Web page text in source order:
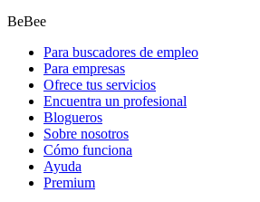
BeBee
Para buscadores de empleo
Para empresas
Ofrece tus servicios
Encuentra un profesional
Blogueros
Sobre nosotros
Cómo funciona
Ayuda
Premium